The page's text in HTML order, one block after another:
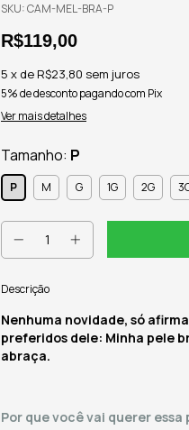
SKU:CAM-MEL-BRA-P
R$119,00
5 x de R$23,80 sem juros
5% de descontopagando com Pix
Ver mais detalhes
Tamanho: P
P M G 1G 2G
Descrição
Nenhuma novidade, só
preferidos dele: Minha pele
abraça.
Por que você vai querer essa